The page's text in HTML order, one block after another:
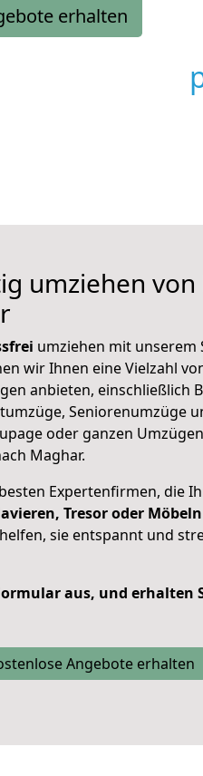
erhalten
umziehen von
umziehen mit unserem
wir Ihnen eine Vielzahl
anbieten, einschließlich
Seniorenumzüge
oder ganzen
Maghar.
Expertenfirmen, die
Tresor oder Möbeln
sie entspannt und
aus, und erhalten
Angebote erhalten